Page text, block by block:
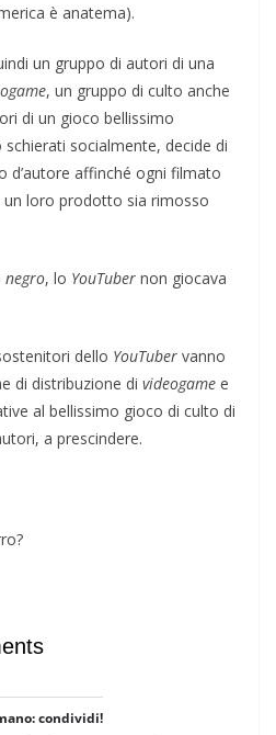
è anatema).
un gruppo di autori di una
, un gruppo di culto anche
di un gioco bellissimo
socialmente, decide di
d’autore affinché ogni filmato
un loro prodotto sia rimosso
negro, lo YouTuber non giocava
dello YouTuber vanno
di distribuzione di videogame e
al bellissimo gioco di culto di
a prescindere.
condividi!